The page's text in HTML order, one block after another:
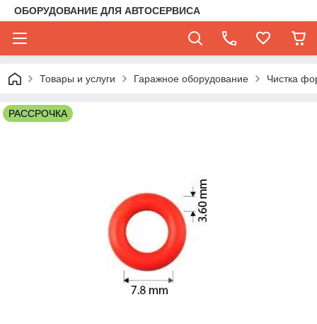
ОБОРУДОВАНИЕ ДЛЯ АВТОСЕРВИСА
Товары и услуги Гаражное оборудование Чистка
РАССРОЧКА